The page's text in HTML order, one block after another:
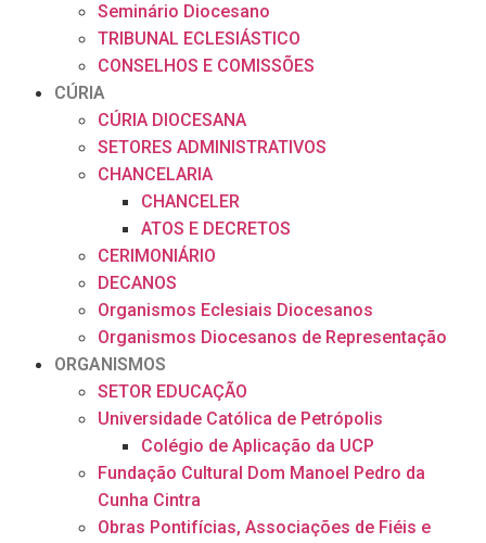
Seminário Diocesano
TRIBUNAL ECLESIÁSTICO
CONSELHOS E COMISSÕES
CÚRIA
CÚRIA DIOCESANA
SETORES ADMINISTRATIVOS
CHANCELARIA
CHANCELER
ATOS E DECRETOS
CERIMONIÁRIO
DECANOS
Organismos Eclesiais Diocesanos
Organismos Diocesanos de Representação
ORGANISMOS
SETOR EDUCAÇÃO
Universidade Católica de Petrópolis
Colégio de Aplicação da UCP
Fundação Cultural Dom Manoel Pedro da
Cunha Cintra
Obras Pontifícias, Associações de Fiéis e